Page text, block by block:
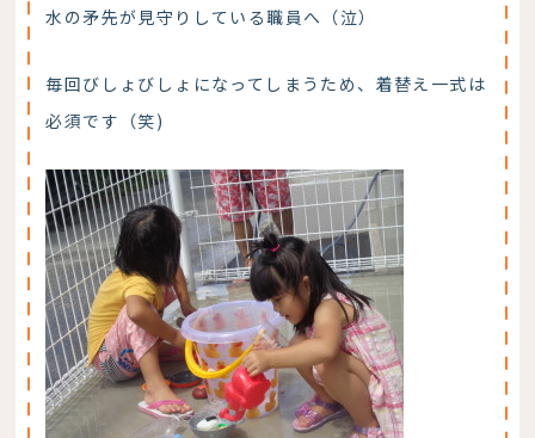
水の矛先が見守りしている職員へ（泣）
毎回びしょびしょになってしまうため、着替え一式は
必須です（笑)